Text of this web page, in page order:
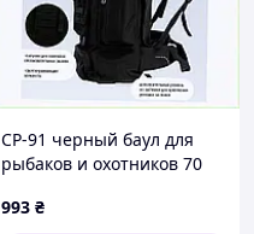
CP-91 черный баул для
рыбаков и охотников 70
993 ₴